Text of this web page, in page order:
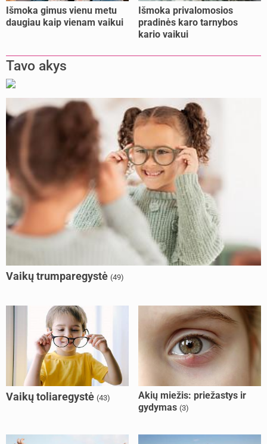
Išmoka gimus vienu metu
daugiau kaip vienam vaikui
Išmoka privalomosios
pradinės karo tarnybos
kario vaikui
Tavo akys
Vaikų trumparegystė (49)
Vaikų toliaregystė (43)
Akių miežis: priežastys ir
gydymas (3)